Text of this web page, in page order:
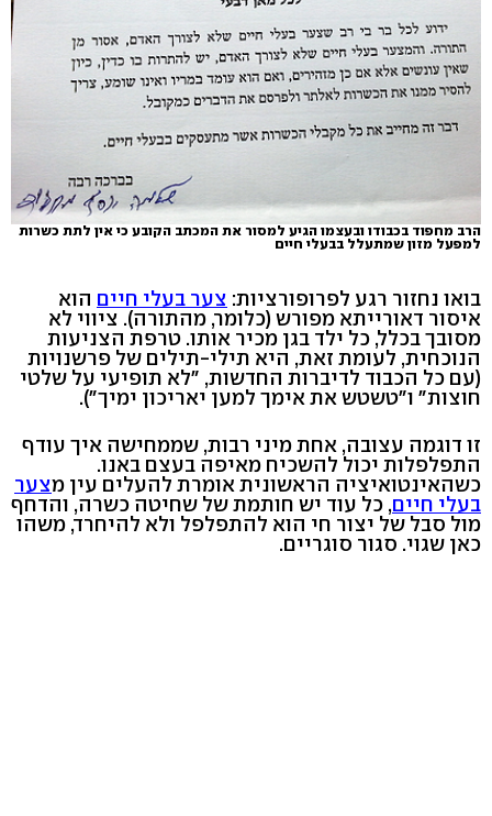
הרב מחפוד בכבודו ובעצמו הגיע למסור את המכתב הקובע כי אין לתת כשרות
למפעל מזון שמתעלל בבעלי חיים
בואו נחזור רגע לפרופורציות: צער בעלי חיים הוא
איסור דאורייתא מפורש (כלומר, מהתורה). ציווי לא
מסובך בכלל, כל ילד בגן מכיר אותו. טרפת הצניעות
הנוכחית, לעומת זאת, היא תילי-תילים של פרשנויות
(עם כל הכבוד לדיברות החדשות, "לא תופיעי על שלטי
חוצות" ו"טשטש את אימך למען יאריכון ימיך").
זו דוגמה עצובה, אחת מיני רבות, שממחישה איך עודף
התפלפלות יכול להשכיח מאיפה בעצם באנו.
כשהאינטואיציה הראשונית אומרת להעלים עין מצער
בעלי חיים, כל עוד יש חותמת של שחיטה כשרה, והדחף
מול סבל של יצור חי הוא להתפלפל ולא להיחרד, משהו
כאן שגוי. סגור סוגריים.